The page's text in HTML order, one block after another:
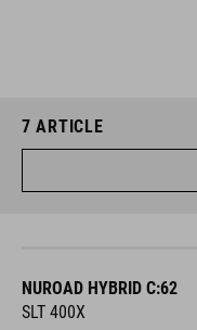
7 ARTICLE
NUROAD HYBRID C:62
SLT 400X